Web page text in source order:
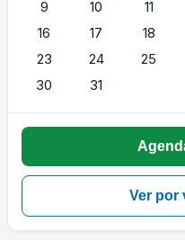
9 10 11
16
17 18
23
24 25
30
31